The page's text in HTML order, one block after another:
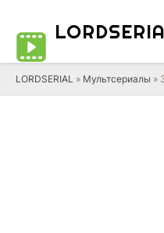
LORD
LORDSERIAL » Мультсериалы »